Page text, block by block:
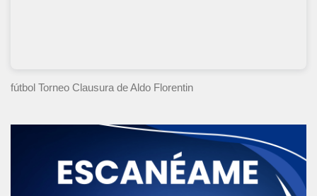
fútbol Torneo Clausura de Aldo Florentin